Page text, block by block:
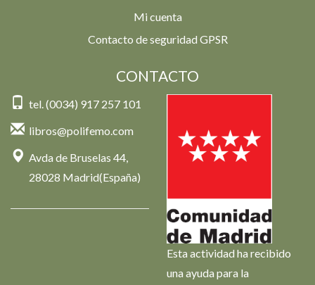
Mi cuenta
Contacto de seguridad GPSR
CONTACTO
tel. (0034) 917 257 101
libros@polifemo.com
Avda de Bruselas 44,
28028 Madrid(España)
Esta actividad ha recibido
una ayuda para la